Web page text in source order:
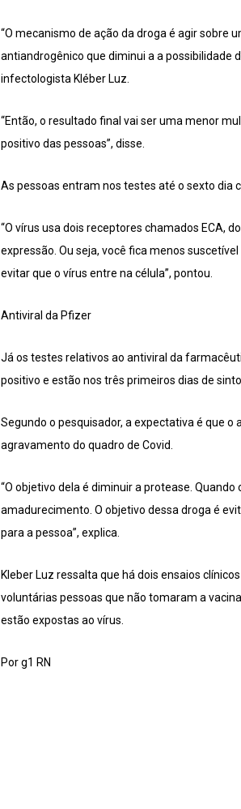
“O mecanismo de ação da droga é agir sobre
antiandrogênico que diminui a a possibilidade
infectologista Kléber Luz.
“Então, o resultado final vai ser uma menor
positivo das pessoas”, disse.
As pessoas entram nos testes até o sexto dia
“O vírus usa dois receptores chamados ECA,
expressão. Ou seja, você fica menos
evitar que o vírus entre na célula”, pontou.
Antiviral da Pfizer
Já os testes relativos ao antiviral da
positivo e estão nos três primeiros dias de
Segundo o pesquisador, a expectativa é que
agravamento do quadro de Covid.
“O objetivo dela é diminuir a protease.
amadurecimento. O objetivo dessa droga é
para a pessoa”, explica.
Kleber Luz ressalta que há dois ensaios
voluntárias pessoas que não tomaram a
estão expostas ao vírus.
Por g1 RN